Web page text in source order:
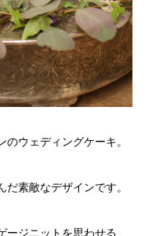
ウェディングケーキ。
素敵なデザインです。
ジニットを思わせる、